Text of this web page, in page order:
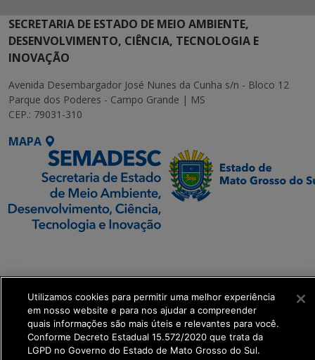
SECRETARIA DE ESTADO DE MEIO AMBIENTE,
DESENVOLVIMENTO, CIÊNCIA, TECNOLOGIA E
INOVAÇÃO
Avenida Desembargador José Nunes da Cunha s/n - Bloco 12
Parque dos Poderes - Campo Grande | MS
CEP.: 79031-310
MAPA
Transformação Digital
get_footer();
Utilizamos cookies para permitir uma melhor experiência
em nosso website e para nos ajudar a compreender
quais informações são mais úteis e relevantes para você.
Conforme Decreto Estadual 15.572/2020 que trata da
LGPD no Governo do Estado de Mato Grosso do Sul.